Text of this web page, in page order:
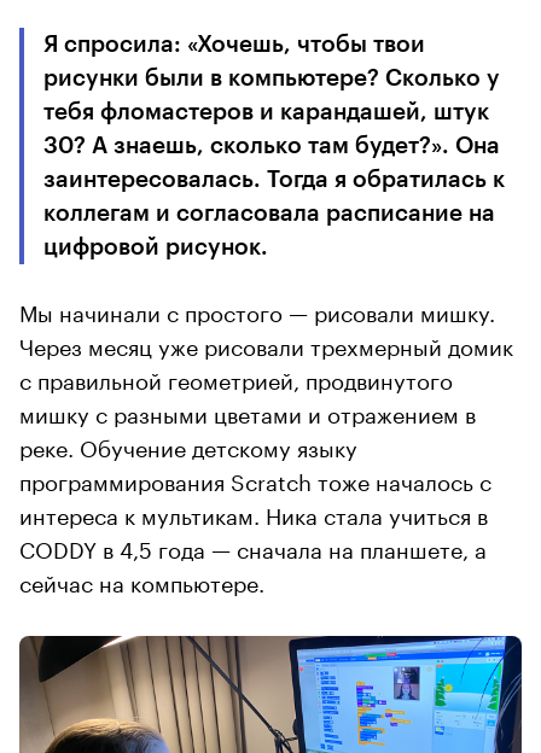
Я спросила: «Хочешь, чтобы твои
рисунки были в компьютере? Сколько у
тебя фломастеров и карандашей, штук
30? А знаешь, сколько там будет?». Она
заинтересовалась. Тогда я обратилась к
коллегам и согласовала расписание на
цифровой рисунок.
Мы начинали с простого — рисовали мишку.
Через месяц уже рисовали трехмерный домик
с правильной геометрией, продвинутого
мишку с разными цветами и отражением в
реке. Обучение детскому языку
программирования Scratch тоже началось с
интереса к мультикам. Ника стала учиться в
CODDY в 4,5 года — сначала на планшете, а
сейчас на компьютере.